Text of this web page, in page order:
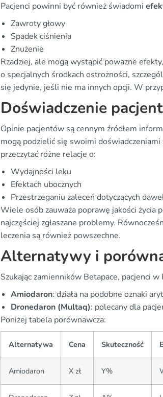
Pacjenci powinni być również świadomi
Zawroty głowy
Spadek ciśnienia
Znużenie
Rzadziej, ale mogą wystąpić poważne
o specjalnych środkach ostrożności,
się jedynie, jeśli nie ma innych opcji. W
Doświadczenie
Opinie pacjentów są cennym źródłem
mogą podzielić się swoimi
przeczytać różne relacje o:
Wydajności leku
Efektach ubocznych
Przestrzeganiu zaleceń dotyczących
Wiele osób zauważa poprawę jakości życia
najczęściej zgłaszane problemy.
leczenia są również powszechne.
Alternatywy i
Szukając zamienników Betapace, pacjenci
Amiodaron: działa na podobne oznaki
Dronedaron (Multaq): polecany dla
Poniżej tabela porównawcza:
Alternatywa Cena Skuteczność
Amiodaron X zł Y%